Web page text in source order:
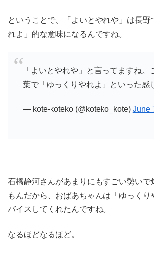
ということで、「よいとやれや」は長野
れよ」的な意味になるんですね。
「よいとやれや」と言ってますね。
葉で「ゆっくりやれよ」といった感
— kote-koteko (@koteko_kote) June
石橋静河さんがあまりにもすごい勢いで
もんだから、おばあちゃんは「ゆっくり
バイスしてくれたんですね。
なるほどなるほど。